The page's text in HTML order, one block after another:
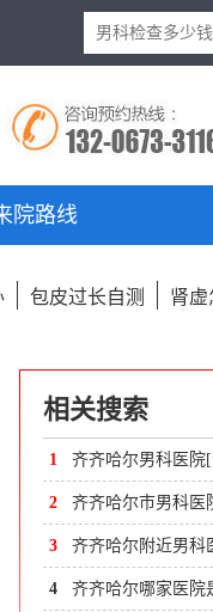
院路线
包皮过长自测 肾虚
相关搜索
1 齐齐哈尔男科医院
龟头痒？怎么回事
2 齐齐哈尔市男科医
正规的泌尿外科[
3 齐齐哈尔附近男科
到齐齐哈尔哪家男
4 齐齐哈尔哪家医院